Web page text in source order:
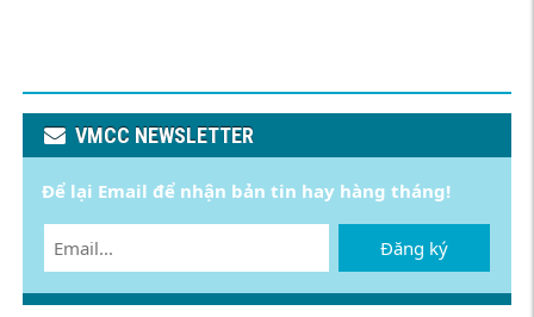
VMCC NEWSLETTER
Để lại Email để nhận bản tin hay hàng tháng!
Đăng ký